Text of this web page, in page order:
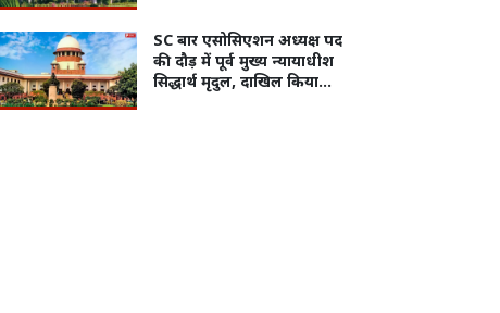
SC बार एसोसिएशन अध्यक्ष पद
की दौड़ में पूर्व मुख्य न्यायाधीश
सिद्धार्थ मृदुल, दाखिल किया